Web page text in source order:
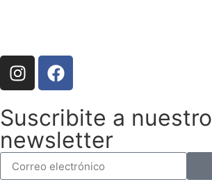
Suscribite a nuestro
newsletter